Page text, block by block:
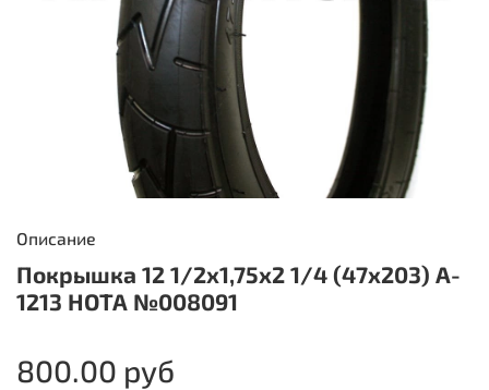
Описание
Покрышка 12 1/2х1,75х2 1/4 (47x203) A-
1213 HOTA №008091
800.00 руб